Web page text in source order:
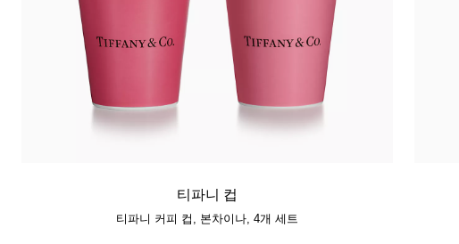
티파니 컵
티파니 커피 컵, 본차이나, 4개 세트